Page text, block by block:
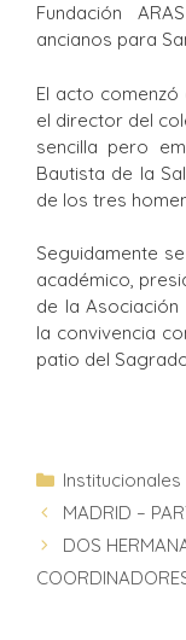
Fundación
ancianos para
El acto comenzó
el director del
sencilla pero
Bautista de la
de los tres
Seguidamente
académico,
de la Asociación
la convivencia
patio del
Institucionales
MADRID –
DOS